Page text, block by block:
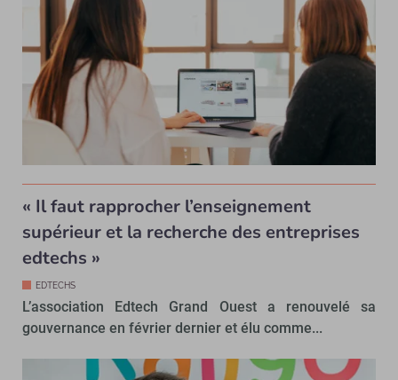
« Il faut rapprocher l’enseignement
supérieur et la recherche des entreprises
edtechs »
EDTECHS
L’association Edtech Grand Ouest a renouvelé sa
gouvernance en février dernier et élu comme...